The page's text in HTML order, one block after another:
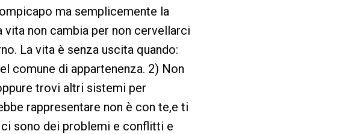
ma semplicemente la
non cambia per non cervellarci
La vita è senza uscita quando:
comune di appartenenza. 2) Non
trovi altri sistemi per
rappresentare non è con te,e ti
sono dei problemi e conflitti e